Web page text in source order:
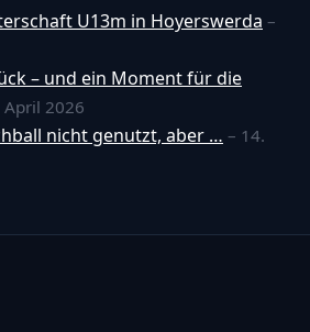
U13m in Hoyerswerda –
– und ein Moment für die
April 2026
nicht genutzt, aber … – 14.